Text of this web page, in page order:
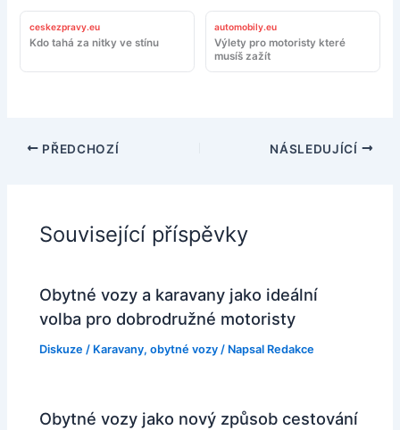
ceskezpravy.eu
Kdo tahá za nitky ve stínu
automobily.eu
Výlety pro motoristy které
musíš zažít
PŘEDCHOZÍ NÁSLEDUJÍCÍ
Související příspěvky
Obytné vozy a karavany jako ideální
volba pro dobrodružné motoristy
Diskuze / Karavany, obytné vozy / Napsal Redakce
Obytné vozy jako nový způsob cestování